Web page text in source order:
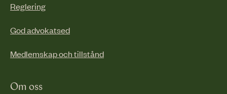
Reglering
God advokatsed
Medlemskap och tillstånd
Om oss